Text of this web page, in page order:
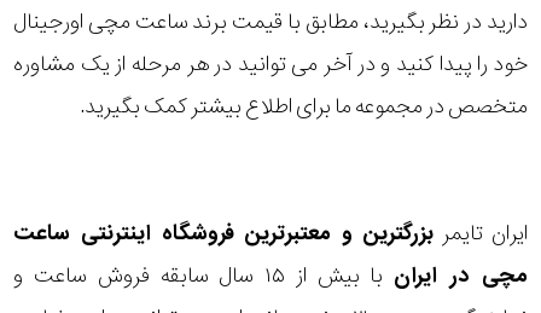
دارید در نظر بگیرید، مطابق با قیمت برند ساعت مچی اورجینال
خود را پیدا کنید و در آخر می توانید در هر مرحله از یک مشاوره
متخصص در مجموعه ما برای اطلاع بیشتر کمک بگیرید.
ایران تایمر بزرگترین و معتبرترین فروشگاه اینترنتی ساعت
مچی در ایران
با بیش از ۱۵ سال سابقه فروش ساعت و